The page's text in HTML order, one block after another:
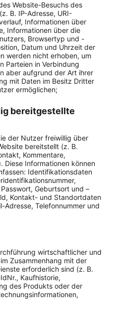
Website-Besuchs des
B. IP-Adresse, URI-
Informationen über
Informationen über die
Browsertyp und -
Datum und Uhrzeit der
werden nicht erhoben, um
Parteien in Verbindung
aber aufgrund der Art ihrer
mit Daten im Besitz Dritter
ermöglichen;
bereitgestellte
der Nutzer freiwillig über
bereitstellt (z. B.
Kommentare,
Diese Informationen können
Identifikationsdaten
Geburtsort und –
Kontakt- und Standortdaten
Adresse, Telefonnummer und
wirtschaftlicher und
Zusammenhang mit der
erforderlich sind (z. B.
Kaufhistorie,
des Produkts oder der